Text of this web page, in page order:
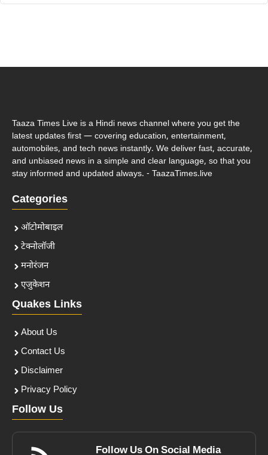
Taaza Times Live is a Hindi news channel where you get the
latest updates first — covering education, entertainment,
automobiles, and tech news instantly. We deliver fast, accurate,
and unbiased news in a simple and clear language, so that you
stay informed and updated always. - TaazaTimes.live
Categories
ऑटोमोबाइल
टेक्नोलॉजी
मनोरंजन
एजुकेशन
Quakes Links
About Us
Contact Us
Disclaimer
Privacy Policy
Follow Us
Follow Us On Social Media